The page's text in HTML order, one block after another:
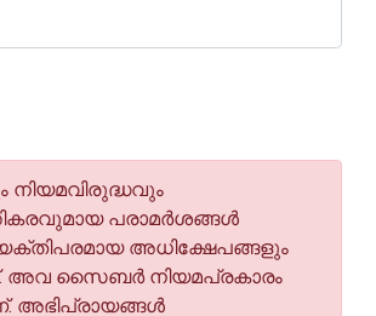
പരാമര്‍ശങ്ങള്‍
അധിക്ഷേപങ്ങളും
അവ സൈബര്‍ നിയമപ്രകാരം
അഭിപ്രായങ്ങള്‍